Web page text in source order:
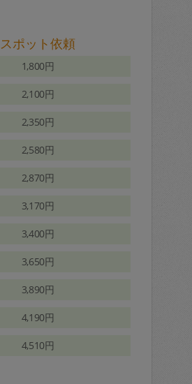
スポット依頼
1,800円
2,100円
2,350円
2,580円
2,870円
3,170円
3,400円
3,650円
3,890円
4,190円
4,510円